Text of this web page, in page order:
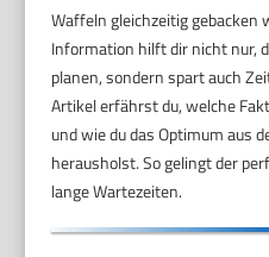
Waffeln gleichzeitig gebacken
Information hilft dir nicht nur,
planen, sondern spart auch
Artikel erfährst du, welche
und wie du das Optimum aus
herausholst. So gelingt der
lange Wartezeiten.